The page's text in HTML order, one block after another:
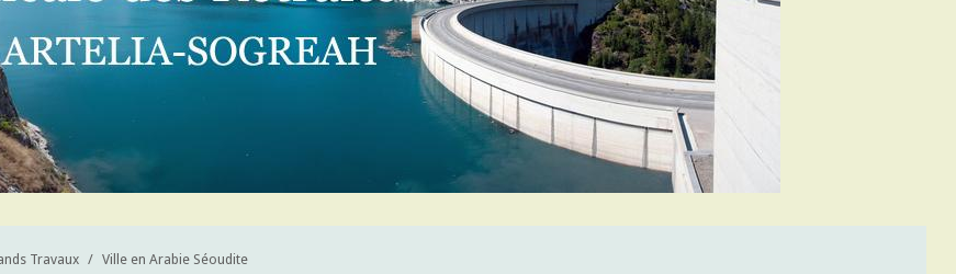
Travaux / Ville en Arabie Séoudite